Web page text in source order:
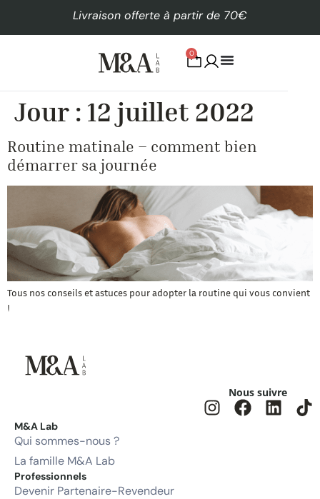
Livraison offerte à partir de 70€
0
Jour : 12 juillet 2022
Routine matinale – comment bien
démarrer sa journée
Tous nos conseils et astuces pour adopter la routine qui vous convient
!
Nous suivre
M&A Lab
Qui sommes-nous ?
La famille M&A Lab
Professionnels
Devenir Partenaire-Revendeur